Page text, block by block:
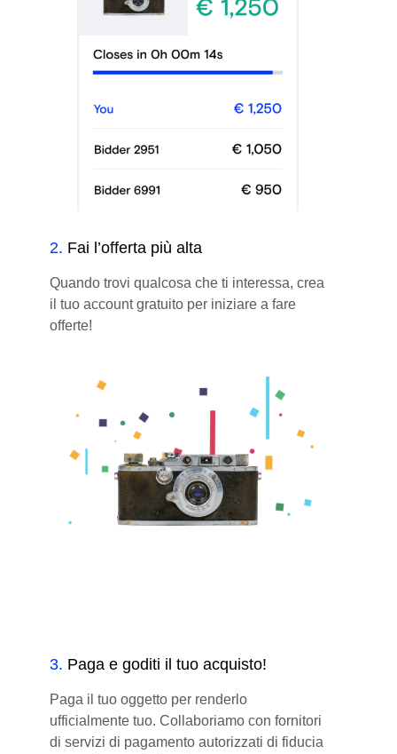
2. Fai l’offerta più alta
Quando trovi qualcosa che ti interessa, crea
il tuo account gratuito per iniziare a fare
offerte!
3. Paga e goditi il tuo acquisto!
Paga il tuo oggetto per renderlo
ufficialmente tuo. Collaboriamo con fornitori
di servizi di pagamento autorizzati di fiducia